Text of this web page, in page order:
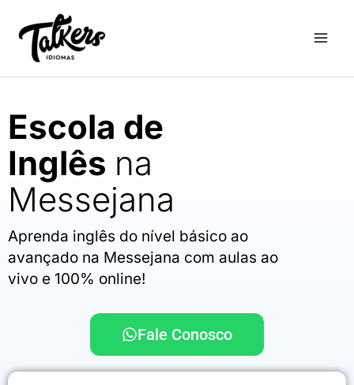
para
conteúdo
Escola de
Inglês na
Messejana
Aprenda inglês do nível básico ao
avançado na Messejana com aulas ao
vivo e 100% online!
Fale Conosco